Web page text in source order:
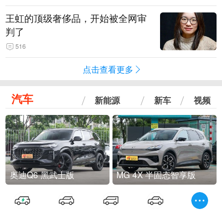
王虹的顶级奢侈品，开始被全网审
判了
516
点击查看更多
汽车 新能源 新车 视频
奥迪Q6 黑武士版 MG 4X 半固态智享版